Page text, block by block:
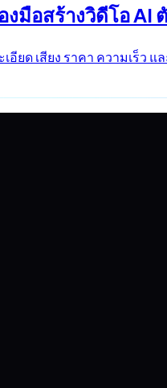
มือสร้างวิดีโอ AI
อียด เสียง ราคา ความเร็